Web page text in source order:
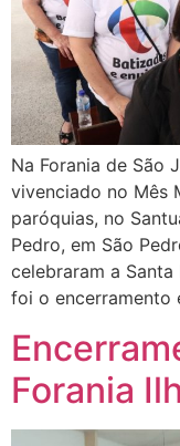
Na Forania de São
vivenciado no Mês
paróquias, no
Pedro, em São
celebraram a
foi o encerramento
Forania